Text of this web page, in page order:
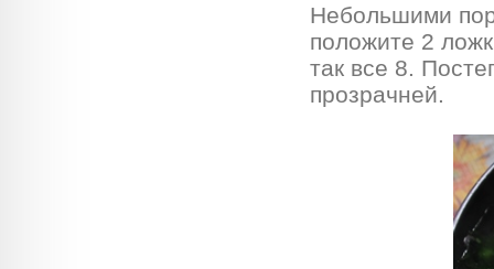
Небольшими
положите 2
так все 8.
прозрачней.